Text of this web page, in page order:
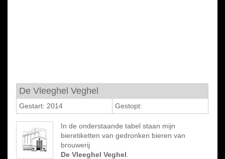
De Vleeghel Veghel
Gestart: 2014 Gestopt:
In de onderstaande tabel staan mijn
bieretiketten van gedronken bieren van
brouwerij
De Vleeghel Veghel